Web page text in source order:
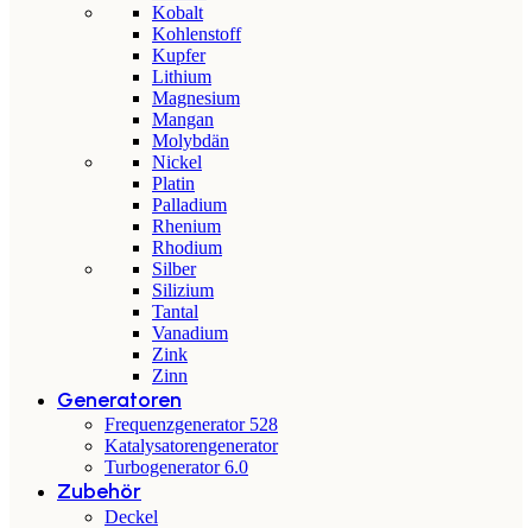
Kobalt
Kohlenstoff
Kupfer
Lithium
Magnesium
Mangan
Molybdän
Nickel
Platin
Palladium
Rhenium
Rhodium
Silber
Silizium
Tantal
Vanadium
Zink
Zinn
Generatoren
Frequenzgenerator 528
Katalysatorengenerator
Turbogenerator 6.0
Zubehör
Deckel